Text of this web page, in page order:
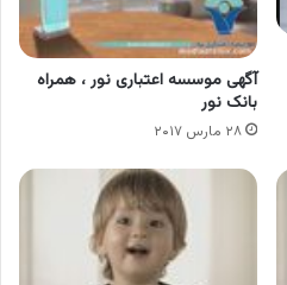
آگهی موسسه اعتباری نور ، همراه
بانک نور
۲۸ مارس ۲۰۱۷